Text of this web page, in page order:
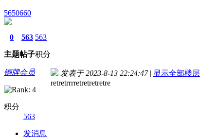
5650660
0
主题
563
帖子
563
积分
铜牌会员
积分
563
发消息
发表于 2023-8-13 22:24:47 | 显示全部楼层
retretrrrretretretretre